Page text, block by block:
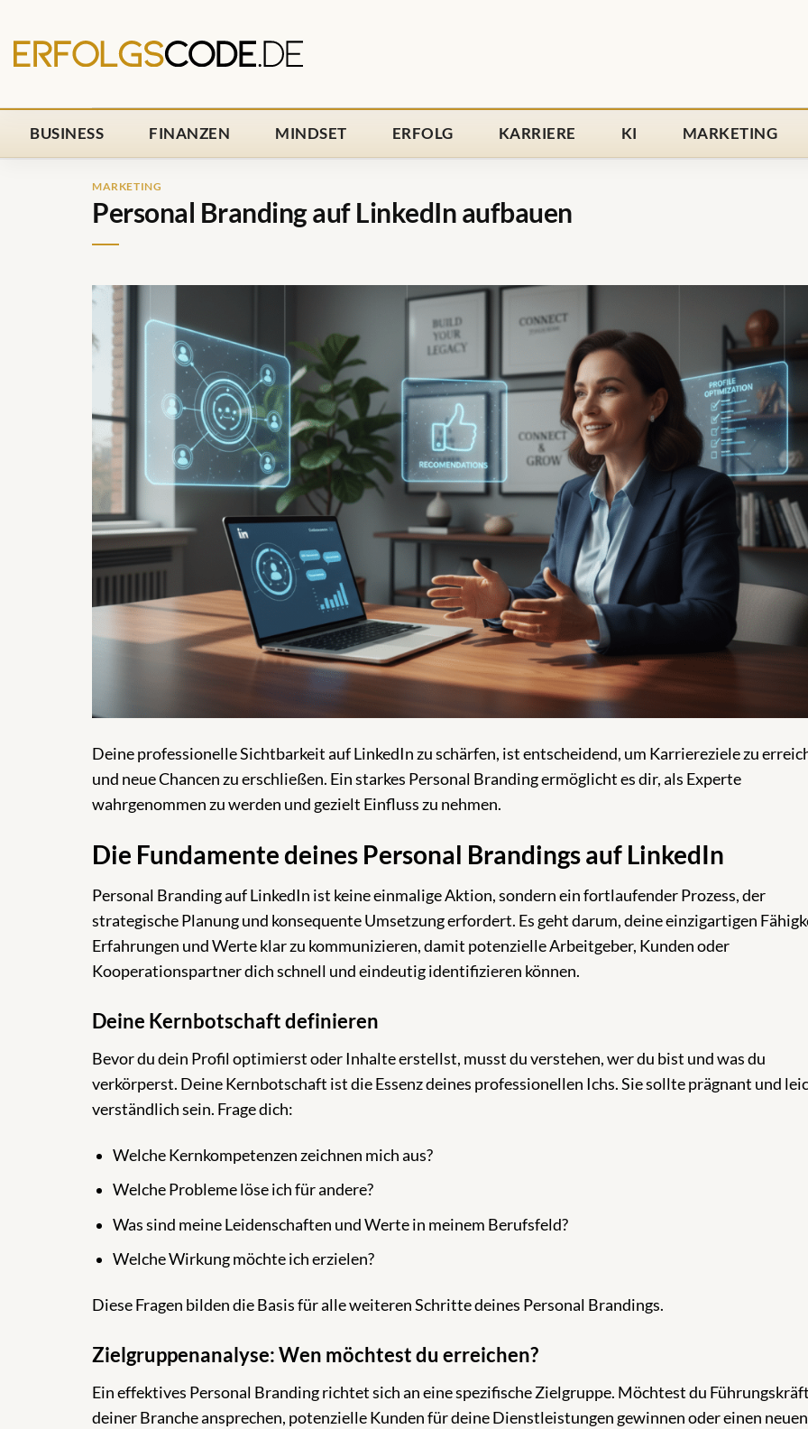
Inhalt
springen
BUSINESS FINANZEN MINDSET ERFOLG KARRIERE KI MARKETING
MARKETING
Personal Branding auf LinkedIn aufbauen
Deine professionelle Sichtbarkeit auf LinkedIn zu schärfen, ist entscheidend, um Karriereziele zu
und neue Chancen zu erschließen. Ein starkes Personal Branding ermöglicht es dir, als Experte
wahrgenommen zu werden und gezielt Einfluss zu nehmen.
Die Fundamente deines Personal Brandings auf LinkedIn
Personal Branding auf LinkedIn ist keine einmalige Aktion, sondern ein fortlaufender Prozess, der
strategische Planung und konsequente Umsetzung erfordert. Es geht darum, deine einzigartigen
Erfahrungen und Werte klar zu kommunizieren, damit potenzielle Arbeitgeber, Kunden oder
Kooperationspartner dich schnell und eindeutig identifizieren können.
Deine Kernbotschaft definieren
Bevor du dein Profil optimierst oder Inhalte erstellst, musst du verstehen, wer du bist und was du
verkörperst. Deine Kernbotschaft ist die Essenz deines professionellen Ichs. Sie sollte prägnant und
verständlich sein. Frage dich:
Welche Kernkompetenzen zeichnen mich aus?
Welche Probleme löse ich für andere?
Was sind meine Leidenschaften und Werte in meinem Berufsfeld?
Welche Wirkung möchte ich erzielen?
Diese Fragen bilden die Basis für alle weiteren Schritte deines Personal Brandings.
Zielgruppenanalyse: Wen möchtest du erreichen?
Ein effektives Personal Branding richtet sich an eine spezifische Zielgruppe. Möchtest du
deiner Branche ansprechen, potenzielle Kunden für deine Dienstleistungen gewinnen oder einen